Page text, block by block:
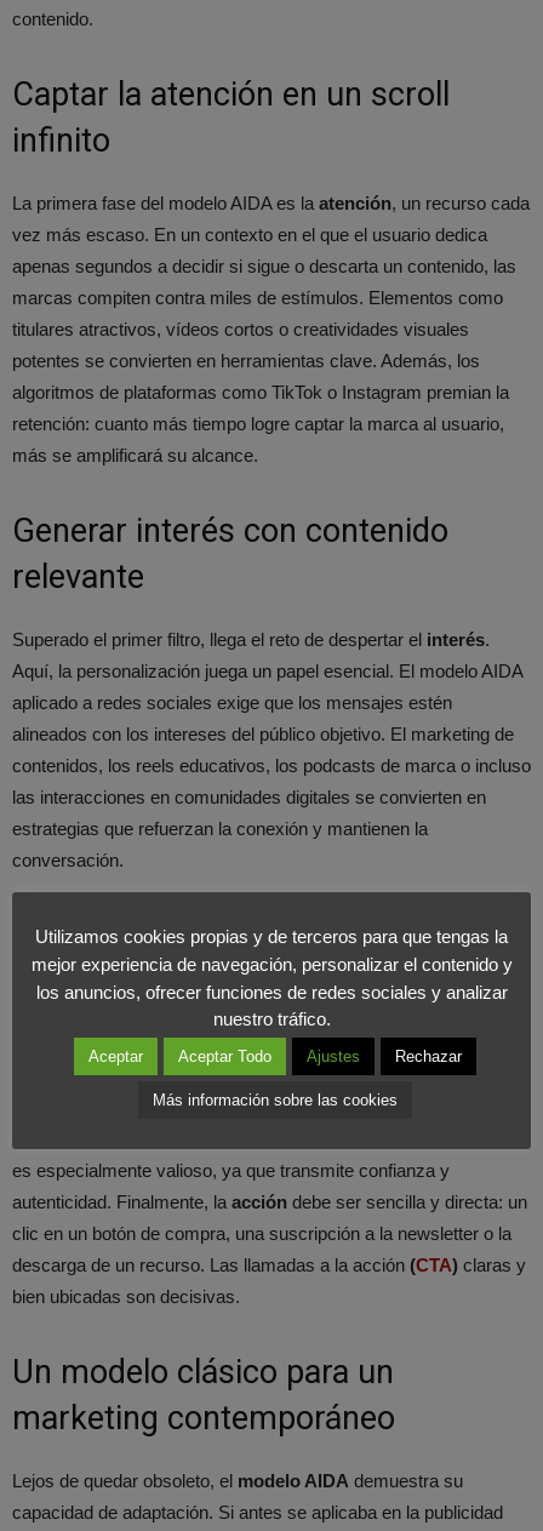
contenido.
Captar la atención en un scroll
infinito
La primera fase del modelo AIDA es la atención, un recurso cada
vez más escaso. En un contexto en el que el usuario dedica
apenas segundos a decidir si sigue o descarta un contenido, las
marcas compiten contra miles de estímulos. Elementos como
titulares atractivos, vídeos cortos o creatividades visuales
potentes se convierten en herramientas clave. Además, los
algoritmos de plataformas como TikTok o Instagram premian la
retención: cuanto más tiempo logre captar la marca al usuario,
más se amplificará su alcance.
Generar interés con contenido
relevante
Superado el primer filtro, llega el reto de despertar el interés.
Aquí, la personalización juega un papel esencial. El modelo AIDA
aplicado a redes sociales exige que los mensajes estén
alineados con los intereses del público objetivo. El marketing de
contenidos, los reels educativos, los podcasts de marca o incluso
las interacciones en comunidades digitales se convierten en
estrategias que refuerzan la conexión y mantienen la
conversación.
Del deseo a la acción: convertir sin
forzar
El tercer paso, eldeseo, implica transformar el interés en una
necesidad percibida. En redes sociales, esto se consigue
mostrando casos de uso reales, testimonios de clientes o
es especialmente valioso, ya que transmite confianza y
autenticidad. Finalmente, la acción debe ser sencilla y directa: un
clic en un botón de compra, una suscripción a la newsletter o la
descarga de un recurso. Las llamadas a la acción (CTA) claras y
bien ubicadas son decisivas.
Un modelo clásico para un
marketing contemporáneo
Lejos de quedar obsoleto, el modelo AIDA demuestra su
capacidad de adaptación. Si antes se aplicaba en la publicidad
Utilizamos cookies propias y de terceros para que tengas la
mejor experiencia de navegación, personalizar el contenido y
los anuncios, ofrecer funciones de redes sociales y analizar
nuestro tráfico.
Aceptar Aceptar Todo Ajustes Rechazar
Más información sobre las cookies